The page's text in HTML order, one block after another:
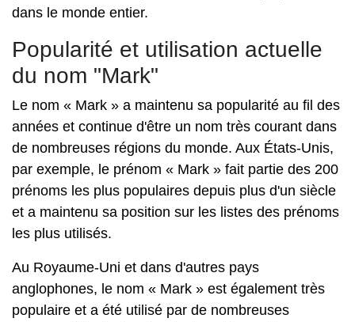
dans le monde entier.
Popularité et utilisation actuelle
du nom "Mark"
Le nom « Mark » a maintenu sa popularité au fil des
années et continue d'être un nom très courant dans
de nombreuses régions du monde. Aux États-Unis,
par exemple, le prénom « Mark » fait partie des 200
prénoms les plus populaires depuis plus d'un siècle
et a maintenu sa position sur les listes des prénoms
les plus utilisés.
Au Royaume-Uni et dans d'autres pays
anglophones, le nom « Mark » est également très
populaire et a été utilisé par de nombreuses